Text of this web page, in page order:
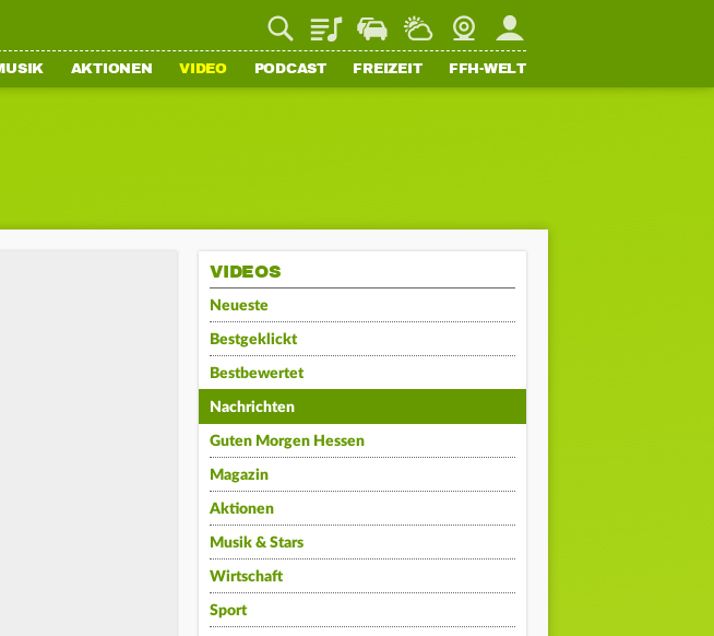
PlaylistStaupilotWetterWebcamMein FFH
AKTIONEN VIDEO PODCAST FREIZEIT FFH-WELT
VIDEOS
Neueste
Bestgeklickt
Bestbewertet
Nachrichten
Guten Morgen Hessen
Magazin
Aktionen
Musik & Stars
Wirtschaft
Sport